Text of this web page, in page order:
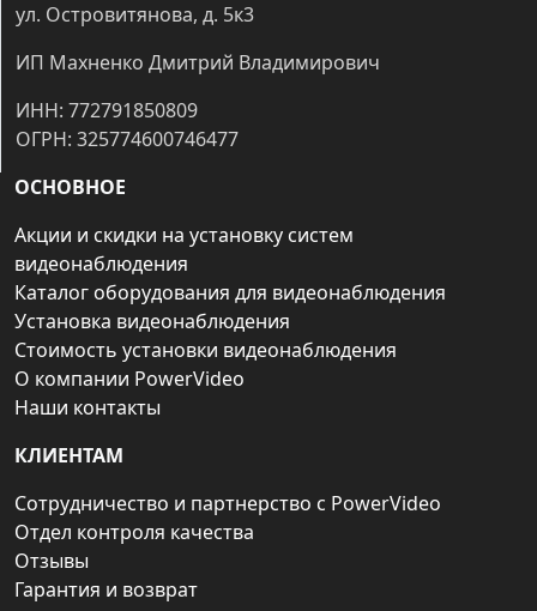
ул. Островитянова, д. 5к3
ИП Махненко Дмитрий Владимирович
ИНН: 772791850809
ОГРН: 325774600746477
ОСНОВНОЕ
Акции и скидки на установку систем
видеонаблюдения
Каталог оборудования для видеонаблюдения
Установка видеонаблюдения
Стоимость установки видеонаблюдения
О компании PowerVideo
Наши контакты
КЛИЕНТАМ
Сотрудничество и партнерство с PowerVideo
Отдел контроля качества
Отзывы
Гарантия и возврат